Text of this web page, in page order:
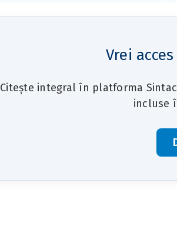
Vrei
Citește integral în platforma
incluse